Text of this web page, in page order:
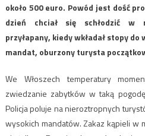
około 500 euro. Powód jest dość
dzień chciał się schłodzić w
przyłapany, kiedy wkładał stopy
mandat, oburzony turysta
We Włoszech temperatury
zwiedzanie zabytków w taką
Policja poluje na nieroztropnych
wysokich mandatów. Zakaz kąpieli w